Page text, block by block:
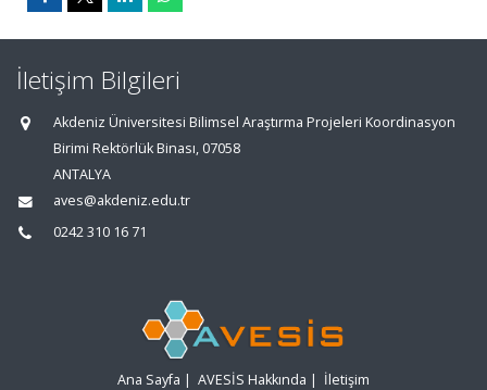
İletişim Bilgileri
Akdeniz Üniversitesi Bilimsel Araştırma Projeleri Koordinasyon
Birimi Rektörlük Binası, 07058
ANTALYA
aves@akdeniz.edu.tr
0242 310 16 71
Ana Sayfa | AVESİS Hakkında | İletişim